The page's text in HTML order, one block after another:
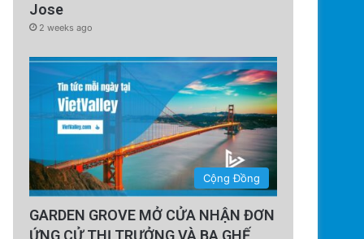
Jose
2 weeks ago
Cộng Đồng
GARDEN GROVE MỞ CỬA NHẬN ĐƠN